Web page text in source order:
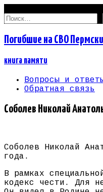
Найти:
Погибшие на СВО
книга памяти
Вопросы и
Обратная связь
Соболев Николай
Соболев Николай
года.
В рамках
кодекс чести. Для